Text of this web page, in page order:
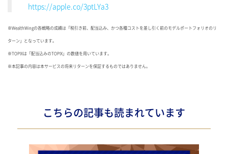
https://apple.co/3ptLYa3
※WealthWingの各戦略の成績は「税引き前、配当込み、かつ各種コストを差し引く前のモデルポートフォリオのリ
ターン」となっています。
※TOPIXは「配当込みのTOPIX」の数値を用いています。
※本記事の内容は本サービスの将来リターンを保証するものではありません。
こちらの記事も読まれています